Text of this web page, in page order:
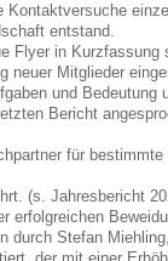
Kontaktversuche
entstand.
Flyer in
neuer Mitglieder
und Bedeutung
Bericht
für
(s. Jahresbericht
erfolgreichen
durch Stefan